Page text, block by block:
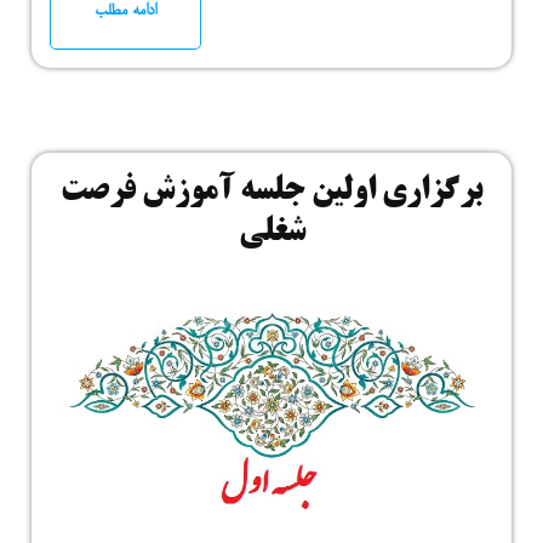
ادامه مطلب
برگزاری اولین جلسه آموزش فرصت
شغلی